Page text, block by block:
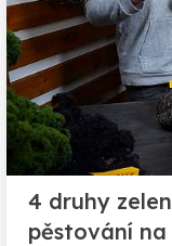
4 druhy
pěstování